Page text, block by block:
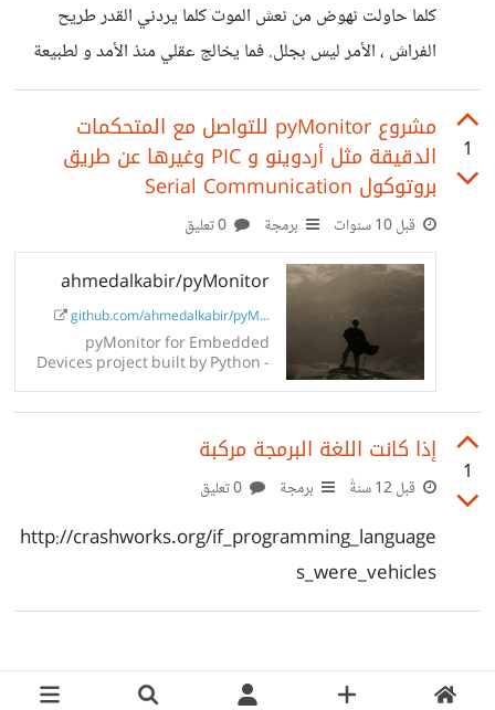
%d8%a7%d9%84c%d8%8c-
%d8%ac%d8%b2%d8%a1-
%d8%a7%d9%84%d8%a3%d9%88%d9%84/ مع
الجدير بالذكر سأقوم بإضافة العديد من المقالات المتنوعة في
مدونتي وبالأخص حيال لغة C و C++ والهاردوير
كلما حاولت نهوض من نعش الموت كلما يردني القدر طريح
الفراش ، الأمر ليس بجلل. فما يخالج عقلي منذ الأمد و لطبيعة
البشرية الفضولية ، وهي من نحن أو بالأحري من أنا ، لما وجد
الكون من أساسه ستختلف الإجابات حسب وجهات النظر
وستتعدد حسب المعتقدات أصحابها وأحياناً ربما من الخأطئ أن
نسأل عن أمور خارج عن نطاق تفسيرناُ بغية إنها ستحاول إن
تشكك في إيماننا لكن نقطة هنا التي أحاول طرحها مجرد أسئلة
منطقية لاغير ، فالكل سيملك إجابته
1
مشروع pyMonitor للتواصل مع المتحكمات
الدقيقة مثل أردوينو و PIC وغيرها عن طريق
بروتوكول Serial Communication
قبل 10 سنوات برمجة
ahmedalkabir/pyMonitor
github.com/ahmedalkabir/pyM...
pyMonitor for Embedded
Devices project built by Python -
1
إذا كانت اللغة البرمجة مركبة
قبل 12 سنةً برمجة
http://crashworks.org/if_programming_language
s_were_vehicles